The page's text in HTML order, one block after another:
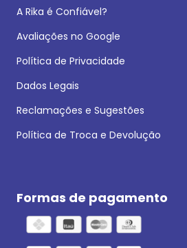
A Rika é Confiável?
Avaliações no Google
Política de Privacidade
Dados Legais
Reclamações e Sugestões
Política de Troca e Devolução
Formas de pagamento